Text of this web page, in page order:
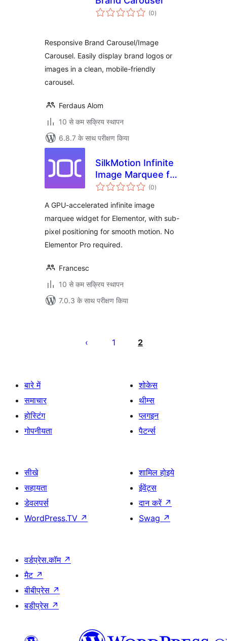
(0कुल
दर)
Responsive Brand Carousel/Image
Carousel. Easily display brand logos or
images in a clean, mobile-friendly
carousel.
Ferdaus Alom
10 से कम सक्रिय स्थापन
6.8.7 के साथ परीक्षण किया
SilkMotion Infinite
Image Marquee for
Elementor
(0कुल
दर)
A GPU-accelerated infinite image
marquee widget for Elementor, with sub-
pixel positioning for smooth motion. No
Elementor Pro required.
Francesc
10 से कम सक्रिय स्थापन
7.0.3 के साथ परीक्षण किया
1 2
बारे में
समाचार
होस्टिंग
गोपनीयता
शोकेस
थीम्स
प्लगइन
पैटर्न्स
सीखे
सहायता
डेवलपर्स
WordPress.TV ↗
शामिल होइये
ईवेंट्स
दान करें ↗
Swag ↗
वर्डप्रेस.कॉम ↗
मैट ↗
बीबीप्रेस ↗
बडीप्रेस ↗